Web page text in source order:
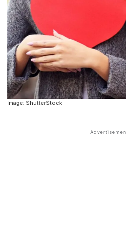
Image: ShutterStock